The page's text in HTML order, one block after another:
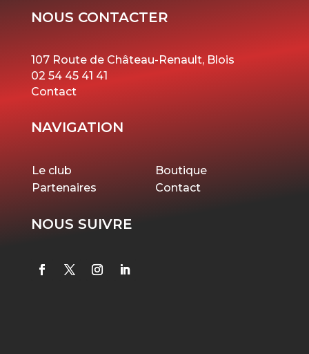
NOUS CONTACTER
107 Route de Château-Renault, Blois
02 54 45 41 41
Contact
NAVIGATION
Le club
Boutique
Partenaires
Contact
NOUS SUIVRE